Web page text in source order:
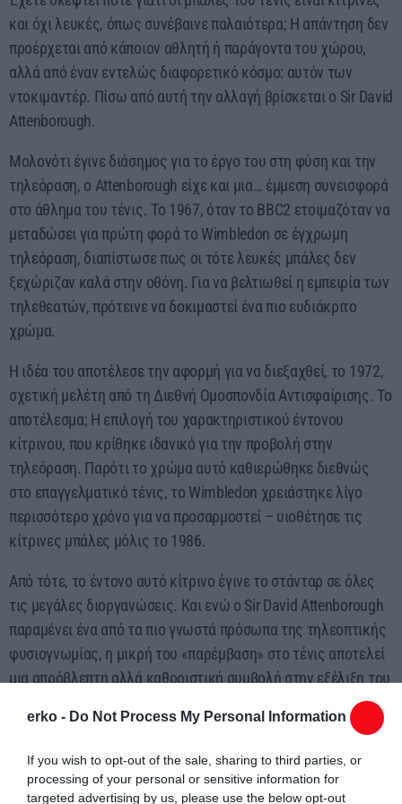
erko - Do Not Process My Personal Information
If you wish to opt-out of the sale, sharing to third parties, or
processing of your personal or sensitive information for
targeted advertising by us, please use the below opt-out
05:00 - 06:00
και όχι λευκές, όπως συνέβαινε παλαιότερα; Η απάντηση δεν
προέρχεται από κάποιον αθλητή ή παράγοντα του χώρου,
αλλά από έναν εντελώς διαφορετικό κόσμο: αυτόν των
ντοκιμαντέρ. Πίσω από αυτή την αλλαγή βρίσκεται ο Sir David
Attenborough.
Μολονότι έγινε διάσημος για το έργο του στη φύση και την
τηλεόραση, ο Attenborough είχε και μια… έμμεση συνεισφορά
στο άθλημα του τένις. Το 1967, όταν το BBC2 ετοιμαζόταν να
μεταδώσει για πρώτη φορά το Wimbledon σε έγχρωμη
τηλεόραση, διαπίστωσε πως οι τότε λευκές μπάλες δεν
ξεχώριζαν καλά στην οθόνη. Για να βελτιωθεί η εμπειρία των
τηλεθεατών, πρότεινε να δοκιμαστεί ένα πιο ευδιάκριτο
χρώμα.
Η ιδέα του αποτέλεσε την αφορμή για να διεξαχθεί, το 1972,
σχετική μελέτη από τη Διεθνή Ομοσπονδία Αντισφαίρισης. Το
αποτέλεσμα; Η επιλογή του χαρακτηριστικού έντονου
κίτρινου, που κρίθηκε ιδανικό για την προβολή στην
τηλεόραση. Παρότι το χρώμα αυτό καθιερώθηκε διεθνώς
στο επαγγελματικό τένις, το Wimbledon χρειάστηκε λίγο
περισσότερο χρόνο για να προσαρμοστεί – υιοθέτησε τις
κίτρινες μπάλες μόλις το 1986.
Από τότε, το έντονο αυτό κίτρινο έγινε το στάνταρ σε όλες
τις μεγάλες διοργανώσεις. Και ενώ ο Sir David Attenborough
παραμένει ένα από τα πιο γνωστά πρόσωπα της τηλεοπτικής
φυσιογνωμίας, η μικρή του «παρέμβαση» στο τένις αποτελεί
μια απρόβλεπτη αλλά καθοριστική συμβολή στην εξέλιξη του